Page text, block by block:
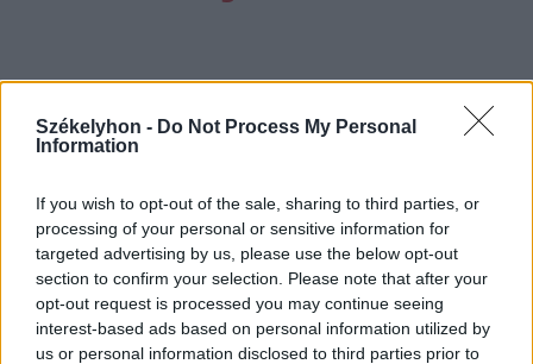
Székelyhon - Do Not Process My Personal
Information
If you wish to opt-out of the sale, sharing to third parties, or
processing of your personal or sensitive information for
targeted advertising by us, please use the below opt-out
section to confirm your selection. Please note that after your
opt-out request is processed you may continue seeing
interest-based ads based on personal information utilized by
us or personal information disclosed to third parties prior to
Hasznos
Impresszum